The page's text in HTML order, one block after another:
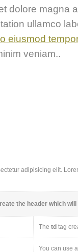
dolore magna
ullamco
eiusmod
veniam..
adipisicing elit.
the header which
The td tag
You can use